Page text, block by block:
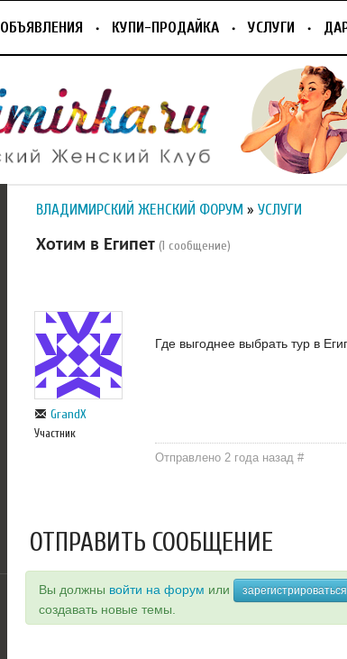
ОБЪЯВЛЕНИЯ КУПИ-ПРОДАЙКА УСЛУГИ
ВЛАДИМИРСКИЙ ЖЕНСКИЙ ФОРУМ » УСЛУГИ
Хотим в Египет (1 сообщение)
GrandX
Участник
Где выгоднее выбрать тур в
Отправлено 2 года назад#
ОТПРАВИТЬ СООБЩЕНИЕ
Вы должны войти на форум или зарегистрироваться
создавать новые темы.